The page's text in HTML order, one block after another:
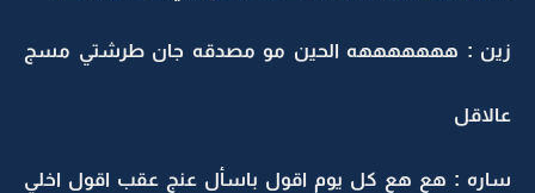
زين : هههههههه الحين مو مصدقه جان طرشتي مسج
عالاقل
ساره : هع هع كل يوم اقول باسأل عنج عقب اقول اخلي